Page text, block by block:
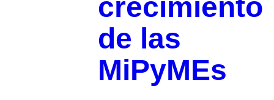
crecimiento
de las
MiPyMEs